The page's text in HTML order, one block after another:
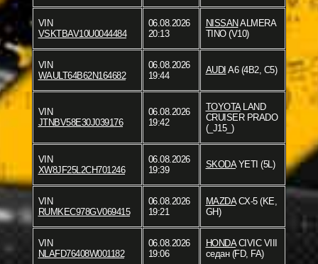
VIN
VSKTBAV10U0044484
06.08.2026
20:13
NISSAN ALMERA
TINO (V10)
VIN
WAULT64B62N164682
06.08.2026
19:44
AUDI A6 (4B2, C5)
VIN
JTNBV58E30J039176
06.08.2026
19:42
TOYOTALAND
CRUISER PRADO
(_J15_)
VIN
XW8JF25L2CH701246
06.08.2026
19:39
SKODAYETI (5L)
VIN
RUMKEC978GV069415
06.08.2026
19:21
MAZDACX-5 (KE,
GH)
VIN
NLAFD76408W001182
06.08.2026
19:06
HONDACIVIC VIII
седан (FD, FA)